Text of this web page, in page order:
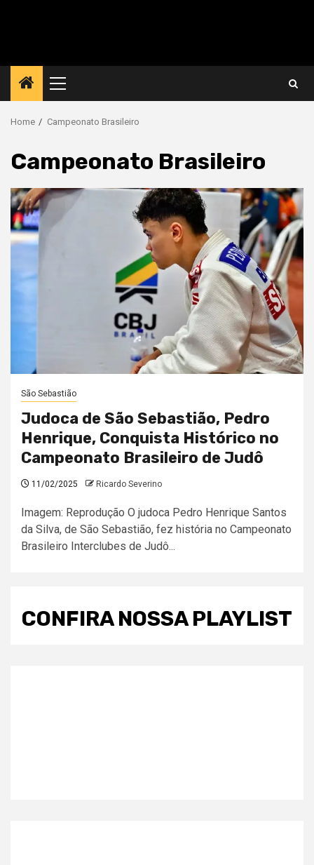
Primary
Menu
Home Campeonato Brasileiro
Campeonato Brasileiro
São Sebastião
Judoca de São Sebastião, Pedro
Henrique, Conquista Histórico no
Campeonato Brasileiro de Judô
11/02/2025 Ricardo Severino
Imagem: Reprodução O judoca Pedro Henrique Santos
da Silva, de São Sebastião, fez história no Campeonato
Brasileiro Interclubes de Judô...
CONFIRA NOSSA PLAYLIST